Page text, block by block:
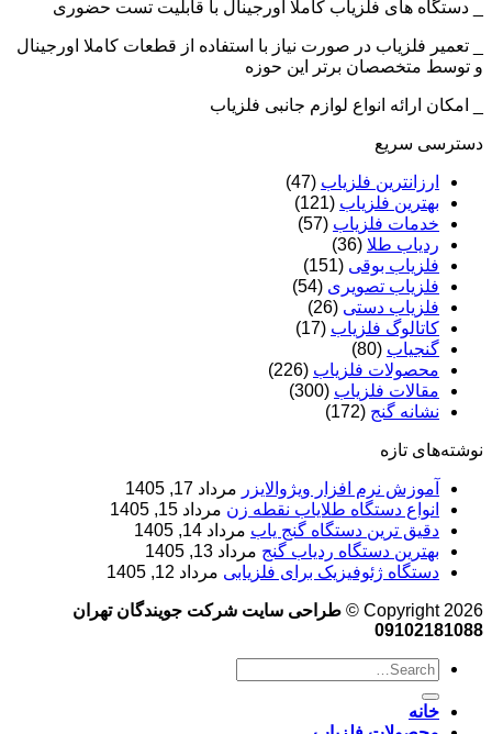
_ دستگاه های فلزیاب کاملا اورجینال با قابلیت تست حضوری
_ تعمیر فلزیاب در صورت نیاز با استفاده از قطعات کاملا اورجینال
و توسط متخصصان برتر این حوزه
_ امکان ارائه انواع لوازم جانبی فلزیاب
دسترسی سریع
ارزانترین فلزیاب (47)
بهترین فلزیاب (121)
خدمات فلزیاب (57)
ردیاب طلا (36)
فلزیاب بوقی (151)
فلزیاب تصویری (54)
فلزیاب دستی (26)
کاتالوگ فلزیاب (17)
گنجیاب (80)
محصولات فلزیاب (226)
مقالات فلزیاب (300)
نشانه گنج (172)
نوشته‌های تازه
آموزش نرم‌ افزار ویژوالایزر مرداد 17, 1405
انواع دستگاه طلایاب نقطه زن مرداد 15, 1405
دقیق ترین دستگاه گنج یاب مرداد 14, 1405
بهترین دستگاه ردیاب گنج مرداد 13, 1405
دستگاه ژئوفیزیک برای فلزیابی مرداد 12, 1405
Copyright 2026 ©
طراحی سایت شرکت جویندگان تهران
09102181088
خانه